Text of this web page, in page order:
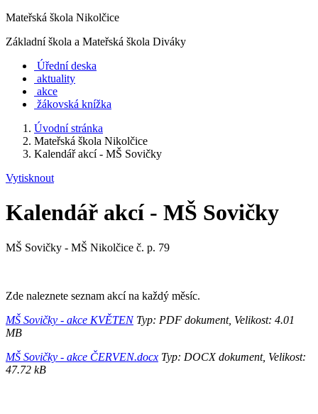
Mateřská škola Nikolčice
Základní škola a Mateřská škola Diváky
Úřední deska
aktuality
akce
žákovská knížka
Úvodní stránka
Mateřská škola Nikolčice
Kalendář akcí - MŠ Sovičky
Vytisknout
Kalendář akcí - MŠ Sovičky
MŠ Sovičky - MŠ Nikolčice č. p. 79
Zde naleznete seznam akcí na každý měsíc.
MŠ Sovičky - akce KVĚTENTyp: PDF dokument, Velikost: 4.01
MB
MŠ Sovičky - akce ČERVEN.docx Typ: DOCX dokument, Velikost:
47.72 kB